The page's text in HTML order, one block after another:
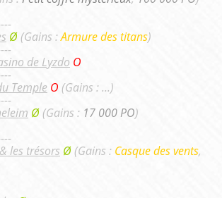
Ø (Gains :Armure des titans)
de Lyzdo O
Temple O (Gains : ...)
Ø (Gains : 17 000 PO)
les trésors Ø (Gains : Casque des vents,